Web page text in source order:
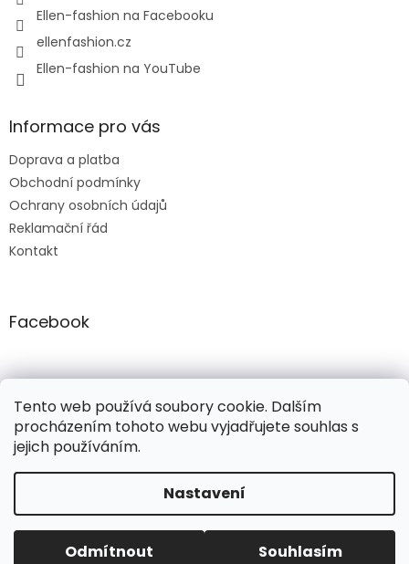
Tento web používá soubory cookie. Dalším
procházením tohoto webu vyjadřujete souhlas s
jejich používáním.
Nastavení
Odmítnout Souhlasím
Ellen-fashion na Facebooku
ellenfashion.cz
Ellen-fashion na YouTube
Informace pro vás
Doprava a platba
Obchodní podmínky
Ochrany osobních údajů
Reklamační řád
Kontakt
Facebook
Vytvořil Shoptet
Copyright 2026Ellenfashion. Všechna práva vyhrazena.
Upravit nastavení cookies